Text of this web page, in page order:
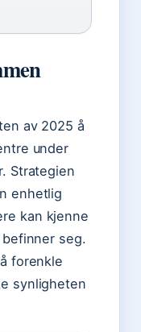
av 2025 å
under
Strategien
enhetlig
kan kjenne
seg.
forenkle
synligheten